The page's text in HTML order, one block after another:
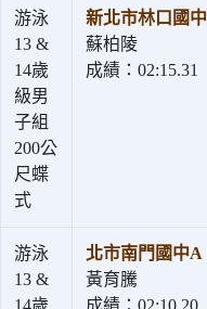
游泳
13 &
14歲
級男
子組
200公
尺蝶
式
新北市林口國中
蘇柏陵
成績：02:15.31
游泳
13 &
14歲
北市南門國中A
黃育騰
成績：02:10.20